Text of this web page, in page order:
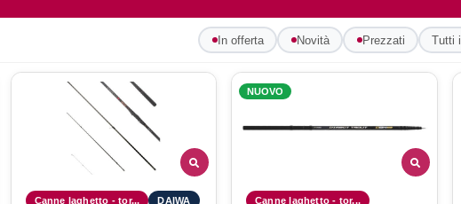
In offerta Novità Prezzati
Canne laghetto - tor... DAIWA
NUOVO
Canne laghetto - tor...